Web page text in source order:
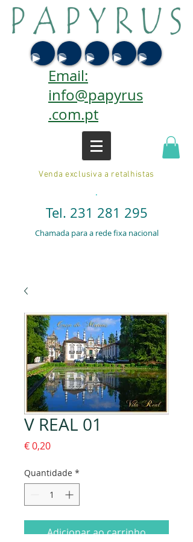
Email:
info@papyrus
.com.pt
Venda exclusiva a retalhistas
.
Tel. 231 281 295
Chamada para a rede fixa nacional
V REAL 01
€ 0,20Preço
Quantidade *
Adicionar ao carrinho